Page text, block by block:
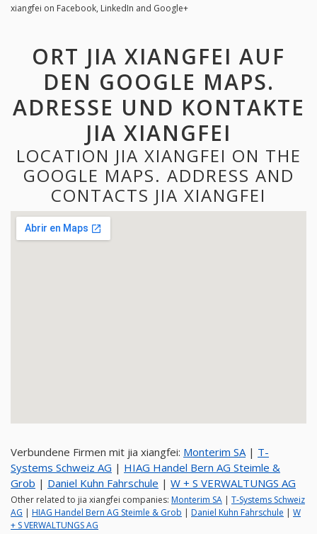
xiangfei on Facebook, LinkedIn and Google+
ORT JIA XIANGFEI AUF
DEN GOOGLE MAPS.
ADRESSE UND KONTAKTE
JIA XIANGFEI
LOCATION JIA XIANGFEI ON THE
GOOGLE MAPS. ADDRESS AND
CONTACTS JIA XIANGFEI
Verbundene Firmen mit jia xiangfei: Monterim SA| T-
Systems Schweiz AG | HIAG Handel Bern AG Steimle &
Grob | Daniel Kuhn Fahrschule | W + S VERWALTUNGS AG
Other related to jia xiangfei companies: Monterim SA | T-Systems Schweiz
AG | HIAG Handel Bern AG Steimle & Grob | Daniel Kuhn Fahrschule | W
+ S VERWALTUNGS AG